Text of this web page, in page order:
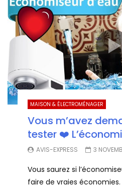
MAISON & ÉLECTROMÉNAGER
Vous m’avez
tester ❤️
AVIS-EXPRESS 3
Vous saurez si
faire de vraies économies.